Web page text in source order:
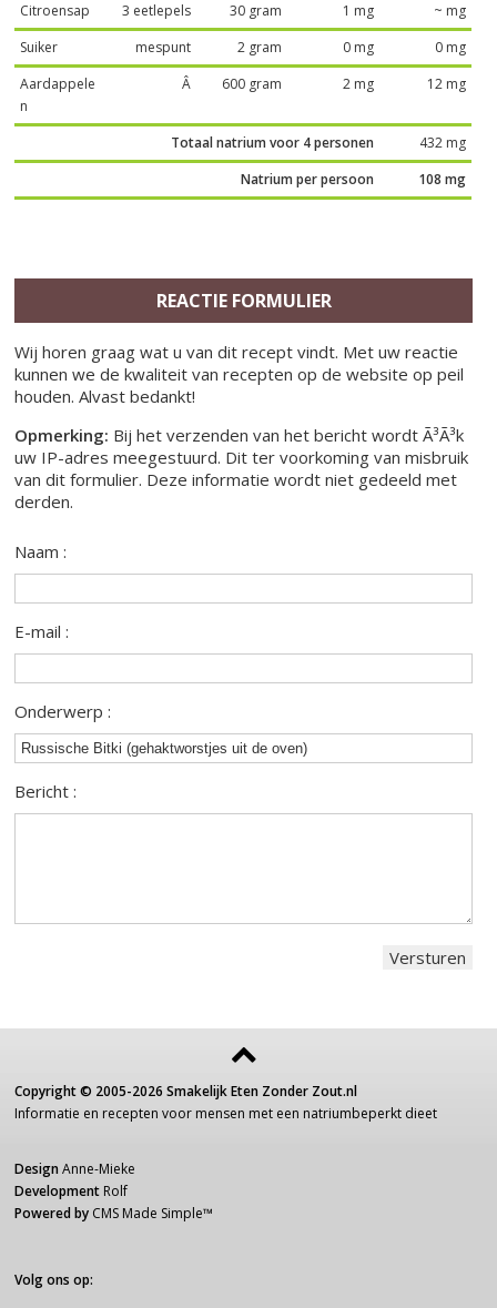
Citroensap
3 eetlepels 30 gram 1 mg
~ mg
Suiker
mespunt 2 gram 0 mg
0 mg
Aardappele
n
Â 600 gram 2 mg 12 mg
Totaal natrium voor 4 personen
432 mg
Natrium per persoon
108 mg
REACTIE FORMULIER
Wij horen graag wat u van dit recept vindt. Met uw reactie
kunnen we de kwaliteit van recepten op de website op peil
houden. Alvast bedankt!
Opmerking: Bij het verzenden van het bericht wordt Ã³Ã³k
uw IP-adres meegestuurd. Dit ter voorkoming van misbruik
van dit formulier. Deze informatie wordt niet gedeeld met
derden.
Naam :
E-mail :
Onderwerp :
Bericht :
Copyright © 2005-2026 Smakelijk Eten Zonder Zout.nl
Informatie en recepten voor mensen met een natriumbeperkt dieet
Design Anne-Mieke
Development Rolf
Powered by CMS Made Simple™
Volg ons op: